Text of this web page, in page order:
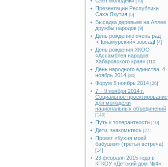
[70]
Презентации Республики
Саха Якутия [5]
Высадка деревьев на Аллее
дружбы народов [9]
День рождению очень рад
«Приамурский» зоосад! [4]
День рождения ХКОО
«Ассамблея народов
Хабаровского края» [110]
День народного единства, 4
ноябрь 2014 [80]
Форум 5 ноябрь 2014 [26]
7 – 9 ноября 2014 г.
Социальное проектирование
для молодёжи
национальных объединений
[140]
Путь к толерантности [10]
Дети, знакомьтесь [27]
Проект «Кухня моей
бабушки» (третья встреча)
[14]
23 февраля 2015 года в
КГКОУ «Детский дом №4»